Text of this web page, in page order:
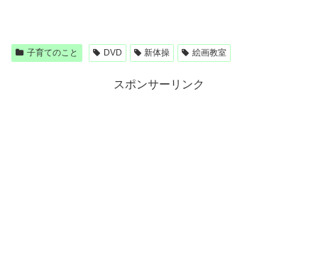
子育てのこと DVD 新体操 絵画教室
スポンサーリンク